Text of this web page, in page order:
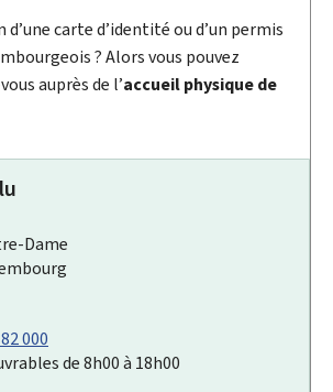
d’une carte d’identité ou d’un permis
? Alors vous pouvez
auprès de l’accueil physique de
Dame
000
de 8h00 à 18h00